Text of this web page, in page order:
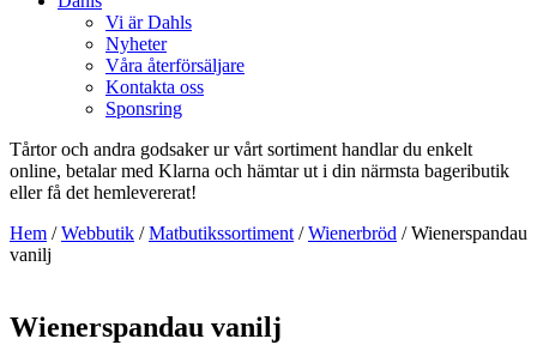
Vi är Dahls
Nyheter
Våra återförsäljare
Kontakta oss
Sponsring
Tårtor och andra godsaker ur vårt sortiment handlar du enkelt
online, betalar med Klarna och hämtar ut i din närmsta bageributik
eller få det hemlevererat!
Hem /Webbutik /Matbutikssortiment /Wienerbröd / Wienerspandau
vanilj
Wienerspandau vanilj